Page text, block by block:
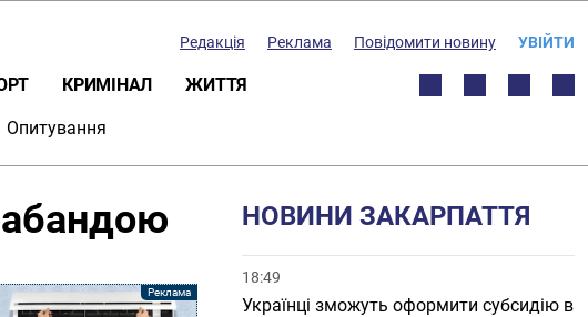
Редакція Реклама Повідомити новину УВІЙТИ
КРИМІНАЛ ЖИТТЯ
Опитування
НОВИНИ ЗАКАРПАТТЯ
18:49
Українці зможуть оформити субсидію в